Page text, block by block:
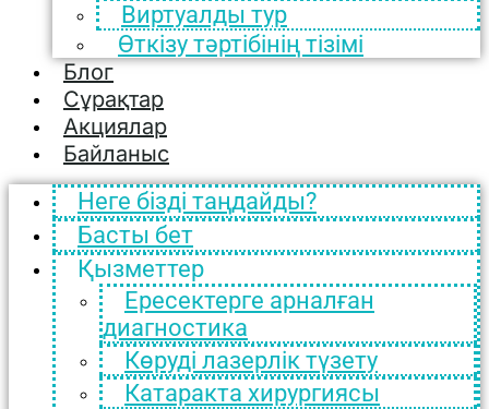
Виртуалды тур
Өткізу тәртібінің тізімі
Блог
Сұрақтар
Акциялар
Байланыс
Неге бізді таңдайды?
Басты бет
Қызметтер
Ересектерге арналған
диагностика
Көруді лазерлік түзету
Катаракта хирургиясы